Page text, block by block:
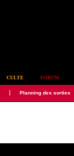
CULTE FORUM
Planning des sorties